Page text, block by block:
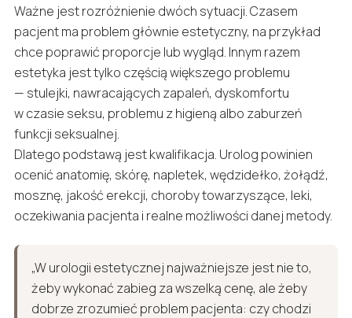
Ważne jest rozróżnienie dwóch sytuacji. Czasem
pacjent ma problem głównie estetyczny, na przykład
chce poprawić proporcje lub wygląd. Innym razem
estetyka jest tylko częścią większego problemu
— stulejki, nawracających zapaleń, dyskomfortu
w czasie seksu, problemu z higieną albo zaburzeń
funkcji seksualnej.
Dlatego podstawą jest kwalifikacja. Urolog powinien
ocenić anatomię, skórę, napletek, wędzidełko, żołądź,
mosznę, jakość erekcji, choroby towarzyszące, leki,
oczekiwania pacjenta i realne możliwości danej metody.
„W urologii estetycznej najważniejsze jest nie to,
żeby wykonać zabieg za wszelką cenę, ale żeby
dobrze zrozumieć problem pacjenta: czy chodzi